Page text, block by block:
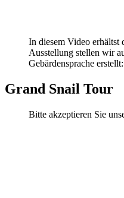
In diesem Video
Ausstellung stellen wir
Gebärdensprache
Grand Snail Tour
Bitte akzeptieren Sie